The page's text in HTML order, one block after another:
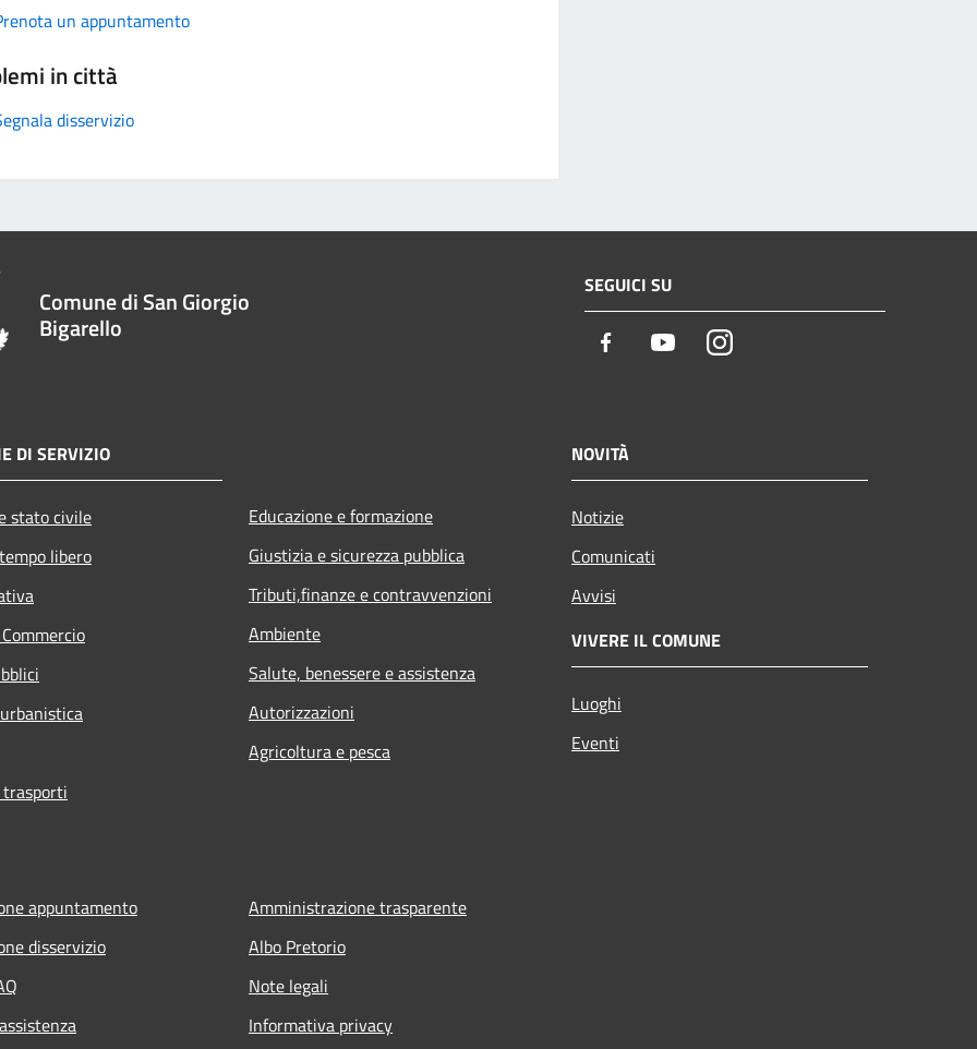
un appuntamento
in città
disservizio
Comune di San Giorgio
Bigarello
SEGUICI SU
Facebook YoutubeInstagram
DI SERVIZIO
stato civile
libero
Educazione e formazione
Giustizia e sicurezza pubblica
Tributi,finanze e contravvenzioni
Ambiente
Salute, benessere e assistenza
Autorizzazioni
Agricoltura e pesca
NOVITÀ
Notizie
Comunicati
Avvisi
VIVERE IL COMUNE
Luoghi
Eventi
appuntamento
disservizio
Amministrazione trasparente
Albo Pretorio
Note legali
Informativa privacy